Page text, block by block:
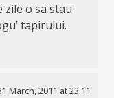
zile o sa stau
tapirului.
March, 2011 at 23:11